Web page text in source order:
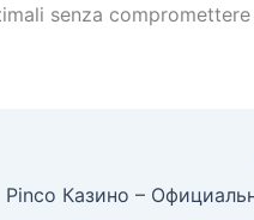
senza compromettere